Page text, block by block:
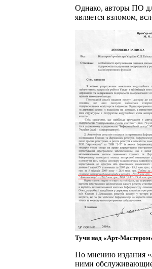
Однако, авторы ПО
является взломом,
Тучи над «Арт-
По мнению издания
ними